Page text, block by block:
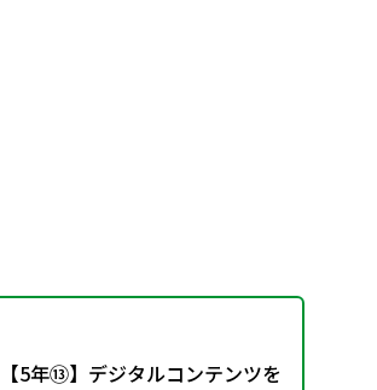
【5年⑬】デジタルコンテンツを